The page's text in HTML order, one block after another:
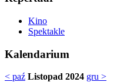
Kino
Spektakle
Kalendarium
< paź Listopad 2024 gru >